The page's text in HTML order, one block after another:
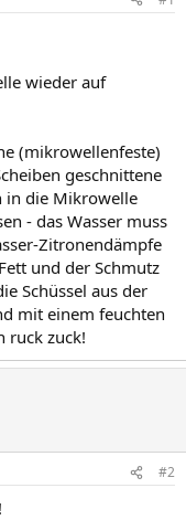
wieder auf
(mikrowellenfeste)
geschnittene
in die Mikrowelle
- das Wasser muss
Zitronendämpfe
und der Schmutz
Schüssel aus der
mit einem feuchten
ruck zuck!
#2